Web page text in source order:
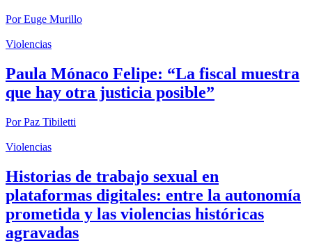
PorEuge Murillo
Violencias
Paula Mónaco Felipe: “La fiscal muestra
que hay otra justicia posible”
PorPaz Tibiletti
Violencias
Historias de trabajo sexual en
plataformas digitales: entre la autonomía
prometida y las violencias históricas
agravadas